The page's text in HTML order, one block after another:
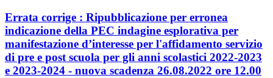
Errata corrige : Ripubblicazione per erronea
indicazione della PEC indagine esplorativa per
manifestazione d’interesse per l'affidamento servizio
di pre e post scuola per gli anni scolastici 2022-2023
e 2023-2024 - nuova scadenza 26.08.2022 ore 12.00